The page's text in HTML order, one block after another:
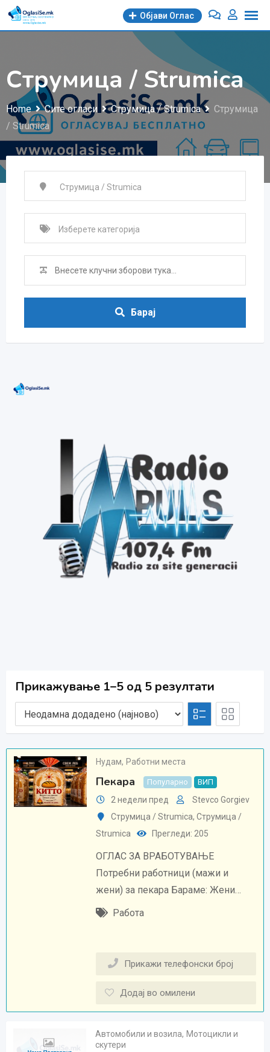
Skip
Објави Oглас
Струмица / Strumica
Home Сите огласи Струмица / Strumica
Струмица
/ Strumica
Барај
Прикажување 1–5 од 5 резултати
Нудам, Работни места
Пекара Популарно ВИП
2 недели пред
Stevco Gorgiev
Струмица / Strumica, Струмица /
Strumica
Прегледи: 205
ОГЛАС ЗА ВРАБОТУВАЊЕ
Потребни работници (мажи и
жени) за пекара Бараме: Жени…
Работа
Прикажи телефонски број
Додај во омилени
Автомобили и возила, Мотоцикли и
скутери